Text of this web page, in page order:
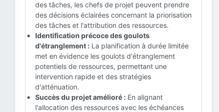
des tâches, les chefs de projet peuvent prendre
des décisions éclairées concernant la priorisation
des tâches et l'attribution des ressources.
Identification précoce des goulots
d'étranglement : La planification à durée limitée
met en évidence les goulots d'étranglement
potentiels de ressources, permettant une
intervention rapide et des stratégies
d'atténuation.
Succès du projet amélioré : En alignant
l'allocation des ressources avec les échéances